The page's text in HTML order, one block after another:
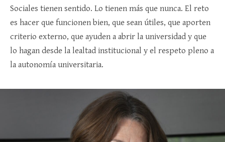
Sociales tienen sentido. Lo tienen más que nunca. El reto
es hacer que funcionen bien, que sean útiles, que aporten
criterio externo, que ayuden a abrir la universidad y que
lo hagan desde la lealtad institucional y el respeto pleno a
la autonomía universitaria.